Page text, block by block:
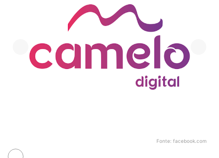
Fonte: facebook.com